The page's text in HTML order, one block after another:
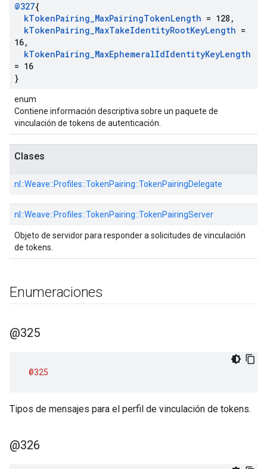
@327{
kTokenPairing_MaxPairingTokenLength = 128 ,
kTokenPairing_MaxTakeIdentityRootKeyLength =
16,
kTokenPairing_MaxEphemeralIdIdentityKeyLength
= 16
}
enum
Contiene información descriptiva sobre un paquete de
vinculación de tokens de autenticación.
Clases
nl::Weave::Profiles::TokenPairing::TokenPairingDelegate
nl::Weave::Profiles::TokenPairing::TokenPairingServer
Objeto de servidor para responder a solicitudes de vinculación
de tokens.
Enumeraciones
@325
@325
Tipos de mensajes para el perfil de vinculación de tokens.
@326